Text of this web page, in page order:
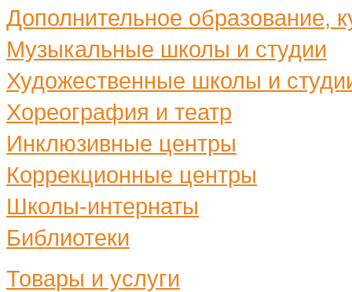
Дополнительное образование,
Музыкальные школы и студии
Художественные школы и
Хореография и театр
Инклюзивные центры
Коррекционные центры
Школы-интернаты
Библиотеки
Товары и услуги